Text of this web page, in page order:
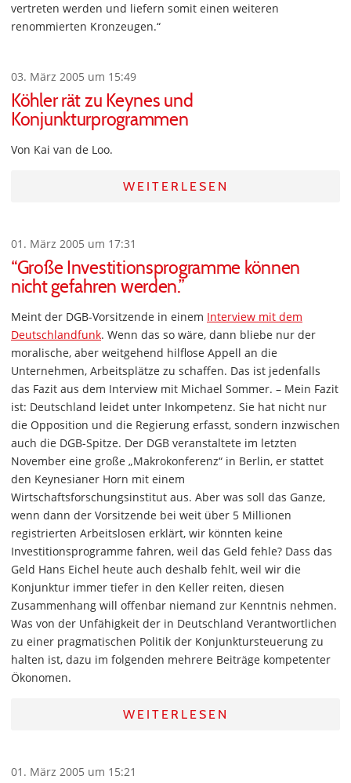
vertreten werden und liefern somit einen weiteren
renommierten Kronzeugen.“
03. März 2005 um 15:49
Köhler rät zu Keynes und
Konjunkturprogrammen
Von Kai van de Loo.
WEITERLESEN
01. März 2005 um 17:31
“Große Investitionsprogramme können
nicht gefahren werden.”
Meint der DGB-Vorsitzende in einem Interview mit dem
Deutschlandfunk. Wenn das so wäre, dann bliebe nur der
moralische, aber weitgehend hilflose Appell an die
Unternehmen, Arbeitsplätze zu schaffen. Das ist jedenfalls
das Fazit aus dem Interview mit Michael Sommer. – Mein Fazit
ist: Deutschland leidet unter Inkompetenz. Sie hat nicht nur
die Opposition und die Regierung erfasst, sondern inzwischen
auch die DGB-Spitze. Der DGB veranstaltete im letzten
November eine große „Makrokonferenz“ in Berlin, er stattet
den Keynesianer Horn mit einem
Wirtschaftsforschungsinstitut aus. Aber was soll das Ganze,
wenn dann der Vorsitzende bei weit über 5 Millionen
registrierten Arbeitslosen erklärt, wir könnten keine
Investitionsprogramme fahren, weil das Geld fehle? Dass das
Geld Hans Eichel heute auch deshalb fehlt, weil wir die
Konjunktur immer tiefer in den Keller reiten, diesen
Zusammenhang will offenbar niemand zur Kenntnis nehmen.
Was von der Unfähigkeit der in Deutschland Verantwortlichen
zu einer pragmatischen Politik der Konjunktursteuerung zu
halten ist, dazu im folgenden mehrere Beiträge kompetenter
Ökonomen.
WEITERLESEN
01. März 2005 um 15:21